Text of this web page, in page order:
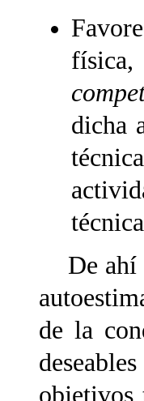
dicha
De ahí
de la
objetivos